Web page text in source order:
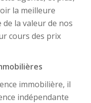
la meilleure
la valeur de nos
cours des prix
immobilière, il
indépendante